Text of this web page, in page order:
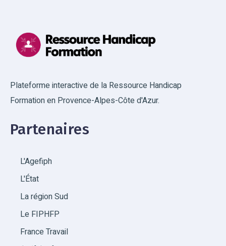
Plateforme interactive de la Ressource Handicap
Formation en Provence-Alpes-Côte d'Azur.
Partenaires
L'Agefiph
L'État
La région Sud
Le FIPHFP
France Travail